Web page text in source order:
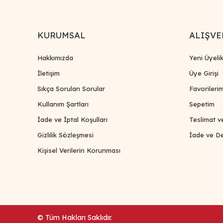
KURUMSAL
Hakkımızda
İletişim
Sıkça Sorulan Sorular
Kullanım Şartları
İade ve İptal Koşulları
Gizlilik Sözleşmesi
Kişisel Verilerin Korunması
Yeni Üyelik
Üye Girişi
Favorilerim
Sepetim
Teslimat
İade ve
© Tüm Hakları Saklıdır.